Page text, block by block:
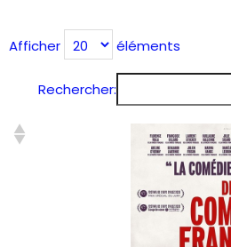
Afficher éléments
Rechercher: